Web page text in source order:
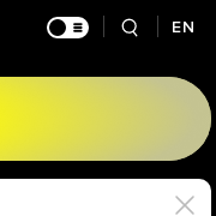
EN